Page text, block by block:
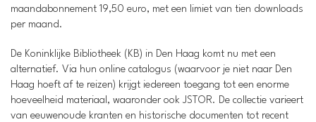
maandabonnement 19,50 euro, met een limiet van tien downloads
per maand.
De Koninklijke Bibliotheek (KB) in Den Haag komt nu met een
alternatief. Via hun online catalogus (waarvoor je niet naar Den
Haag hoeft af te reizen) krijgt iedereen toegang tot een enorme
hoeveelheid materiaal, waaronder ook JSTOR. De collectie varieert
van eeuwenoude kranten en historische documenten tot recent